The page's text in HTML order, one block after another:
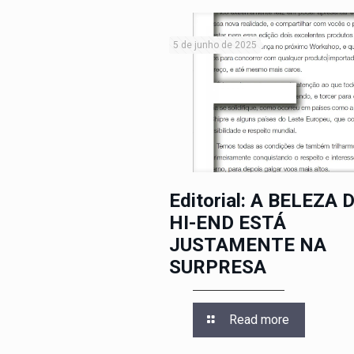
5 de junho de 2025
Editorial: A BELEZA
HI-END ESTÁ
JUSTAMENTE NA
SURPRESA
Read more